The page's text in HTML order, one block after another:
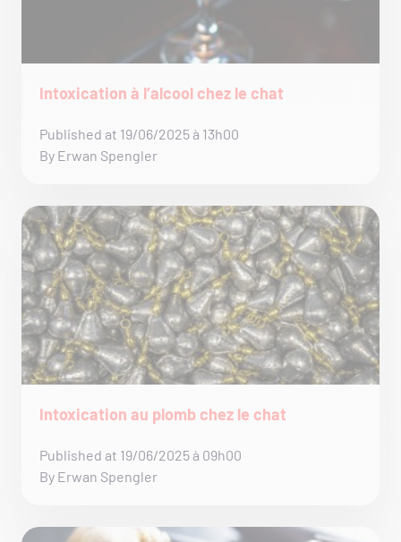
Intoxication à l’alcool chez le chat
Published at 19/06/2025 à 13h00
By Erwan Spengler
Intoxication au plomb chez le chat
Published at 19/06/2025 à 09h00
By Erwan Spengler